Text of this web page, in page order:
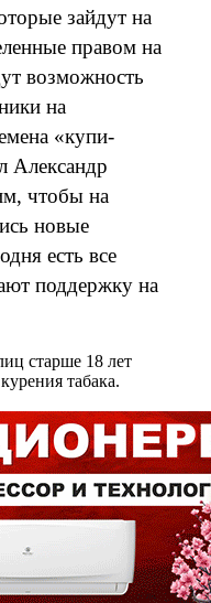
зайдут на
правом на
возможность
на
«купи-
Александр
чтобы на
новые
есть все
поддержку на
старше 18 лет
табака.